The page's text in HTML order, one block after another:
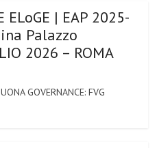
ELoGE | EAP 2025-
Palazzo
2026 – ROMA
GOVERNANCE: FVG